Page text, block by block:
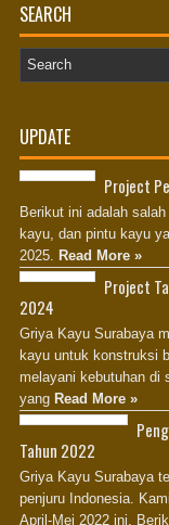
Advertising
Jasa Tank
Jasa Ekspedisi
Jasa Pembuatan
Jasa SEO
Jasa Konveksi
Distributor Pipa
Supplier Pipa
Tank Cleaning
Pencucian Tangki
Distributor Pipa
Karoseri Surabaya
Jasa Excel
SEARCH
UPDATE
Project
Berikut ini adalah
kayu, dan pintu kayu
2025. Read More »
Project
2024
Griya Kayu Surabaya
kayu untuk konstruksi
melayani kebutuhan di
yang Read More »
Tahun 2022
Griya Kayu Surabaya
penjuru Indonesia.
April-Mei 2022 ini.